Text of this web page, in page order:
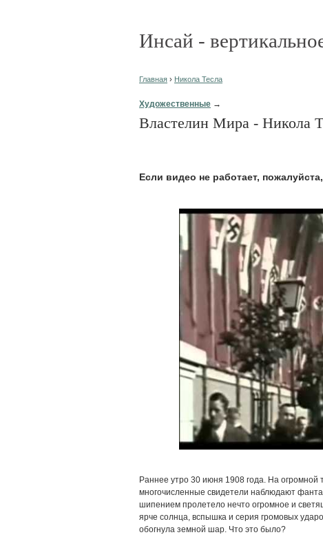
Инсай -
Главная › Никола Тесла
Художественные →
Властелин Мира - Никола
Eсли видео не работает,
Раннее утро 30 июня 1908 года. На
многочисленные свидетели наблюдают
шипением пролетело нечто огромное и
ярче солнца, вспышка и серия громовых
обогнула земной шар. Что это было?